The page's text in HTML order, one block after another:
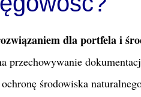
dla portfela i
przechowywanie
środowiska